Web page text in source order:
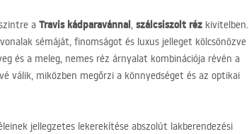
a Travis kádparavánnal, szálcsiszolt réz kivitelben.
sémáját, finomságot és luxus jelleget kölcsönözve
és a meleg, nemes réz árnyalat kombinációja révén a
válik, miközben megőrzi a könnyedséget és az optikai
jellegzetes lekerekítése abszolút lakberendezési